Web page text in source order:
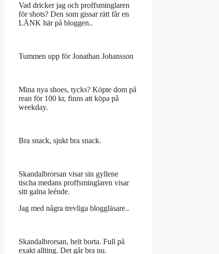
Vad dricker jag och proffsminglaren
för shots? Den som gissar rätt får en
LÄNK här på bloggen..
Tummen upp för Jonathan Johansson
Mina nya shoes, tycks? Köpte dom på
rean för 100 kr, finns att köpa på
weekday.
Bra snack, sjukt bra snack.
Skandalbrorsan visar sin gyllene
tischa medans proffsminglaren visar
sitt galna leénde.
Jag med några trevliga bloggläsare..
Skandalbrorsan, helt borta. Full på
exakt allting. Det går bra nu.